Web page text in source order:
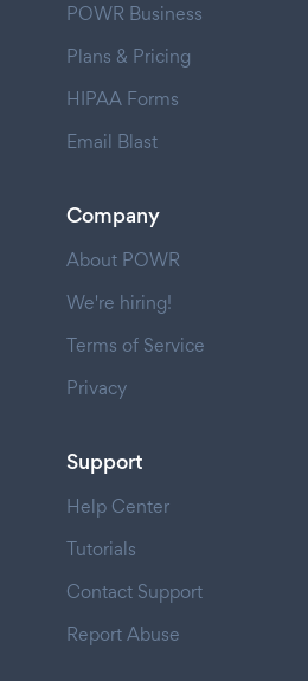
POWR Business
Plans & Pricing
HIPAA Forms
Email Blast
Company
About POWR
We're hiring!
Terms of Service
Privacy
Support
Help Center
Tutorials
Contact Support
Report Abuse